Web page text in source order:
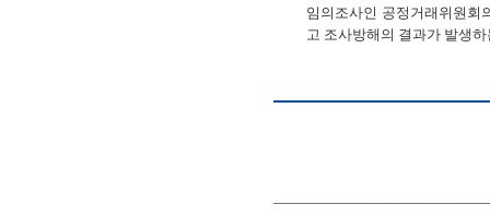
임의조사인 공정거래위원회
고 조사방해의 결과가 발생